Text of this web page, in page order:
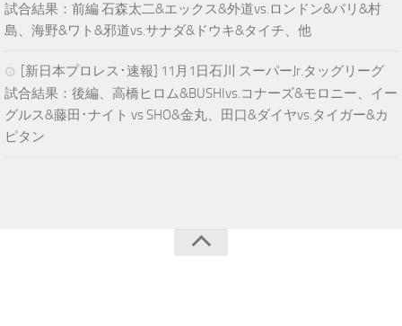
試合結果：前編 石森太二&エックス&外道vs.ロンドン&パリ&村
島、海野&ワト&邪道vs.サナダ&ドウキ&タイチ、他
[新日本プロレス･速報] 11月1日石川 スーパーJr.タッグリーグ
試合結果：後編、高橋ヒロム&BUSHIvs.コナーズ&モロニー、イー
グルス&藤田･ナイト vs SHO&金丸、田口&ダイヤvs.タイガー&カ
ピタン